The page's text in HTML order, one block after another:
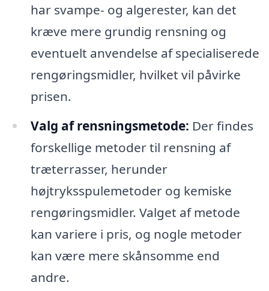
har svampe- og algerester, kan det
kræve mere grundig rensning og
eventuelt anvendelse af specialiserede
rengøringsmidler, hvilket vil påvirke
prisen.
Valg af rensningsmetode: Der findes
forskellige metoder til rensning af
træterrasser, herunder
højtryksspulemetoder og kemiske
rengøringsmidler. Valget af metode
kan variere i pris, og nogle metoder
kan være mere skånsomme end
andre.